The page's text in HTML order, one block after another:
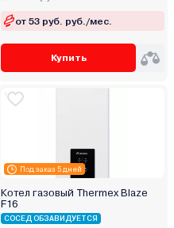
от 53 руб. руб./мес.
Купить
Под заказ 5 дней
Котел газовый Thermex Blaze
F16
СОСЕД ОБЗАВИДУЕТСЯ